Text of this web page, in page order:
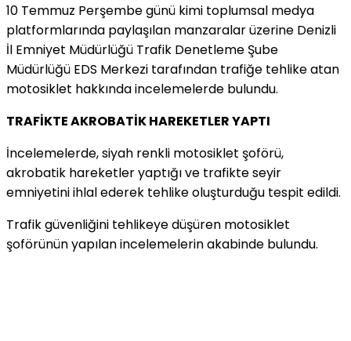
10 Temmuz Perşembe günü kimi toplumsal medya
platformlarında paylaşılan manzaralar üzerine Denizli
İl Emniyet Müdürlüğü Trafik Denetleme Şube
Müdürlüğü EDS Merkezi tarafından trafiğe tehlike atan
motosiklet hakkında incelemelerde bulundu.
TRAFİKTE AKROBATİK HAREKETLER YAPTI
İncelemelerde, siyah renkli motosiklet şoförü,
akrobatik hareketler yaptığı ve trafikte seyir
emniyetini ihlal ederek tehlike oluşturduğu tespit edildi.
Trafik güvenliğini tehlikeye düşüren motosiklet
şoförünün yapılan incelemelerin akabinde bulundu.